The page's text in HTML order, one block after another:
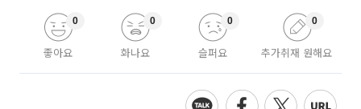
좋아요
0
화나요
0
슬퍼요
0
추가취재 원해요
0